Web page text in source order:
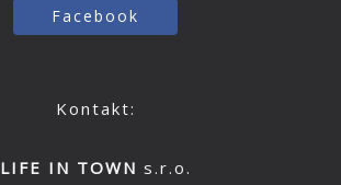
Facebook
Kontakt:
LIFE IN TOWN s.r.o.